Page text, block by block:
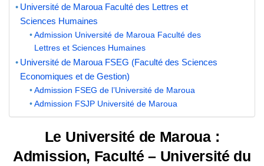
Université de Maroua Faculté des Lettres et
Sciences Humaines
Admission Université de Maroua Faculté des
Lettres et Sciences Humaines
Université de Maroua FSEG (Faculté des Sciences
Economiques et de Gestion)
Admission FSEG de l’Université de Maroua
Admission FSJP Université de Maroua
Le Université de Maroua :
Admission, Faculté – Université du